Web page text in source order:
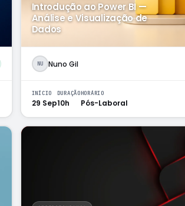
Introdução ao Power BI —
Análise e Visualização de
Dados
NU Nuno Gil
INÍCIO
29 Sep
DURAÇÃO
10h
HORÁRIO
Pós-Laboral